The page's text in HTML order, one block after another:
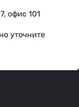
офис 101
уточните